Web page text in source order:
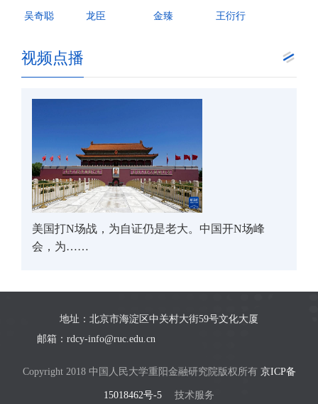
吴奇聪 龙臣 金臻 王衍行
视频点播
美国打N场战，为自证仍是老大。中国开N场峰
会，为……
地址：北京市海淀区中关村大街59号文化大厦
邮箱：rdcy-info@ruc.edu.cn
Copyright 2018 中国人民大学重阳金融研究院版权所有 京ICP备
15018462号-5 技术服务